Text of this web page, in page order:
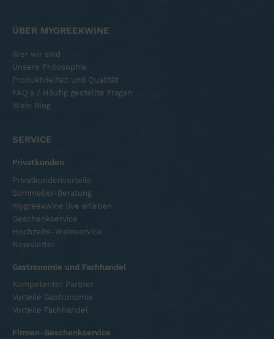
ÜBER MYGREEKWINE
Wer wir sind
Unsere Philosophie
Produktvielfalt und Qualität
FAQ's / Häufig gestellte Fragen
Wein Blog
SERVICE
Privatkunden
Privatkundenvorteile
Sommelier-Beratung
mygreekwine live erleben
Geschenkservice
Hochzeits-Weinservice
Newsletter
Gastronomie und Fachhandel
Kompetenter Partner
Vorteile Gastronomie
Vorteile Fachhandel
Firmen-Geschenkservice